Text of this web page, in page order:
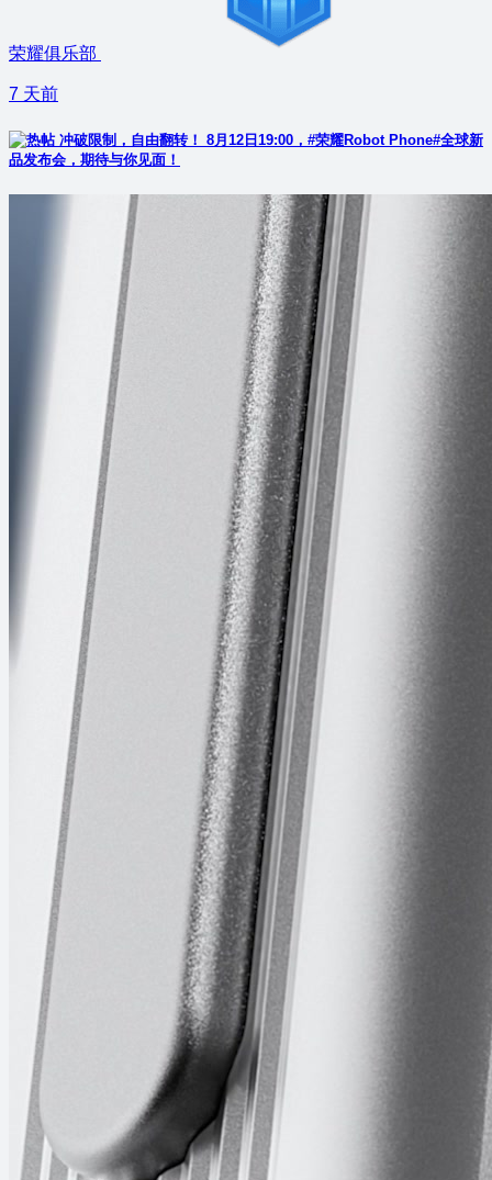
荣耀俱乐部
7 天前
冲破限制，自由翻转！ 8月12日19:00，#荣耀Robot Phone#全球新
品发布会，期待与你见面！